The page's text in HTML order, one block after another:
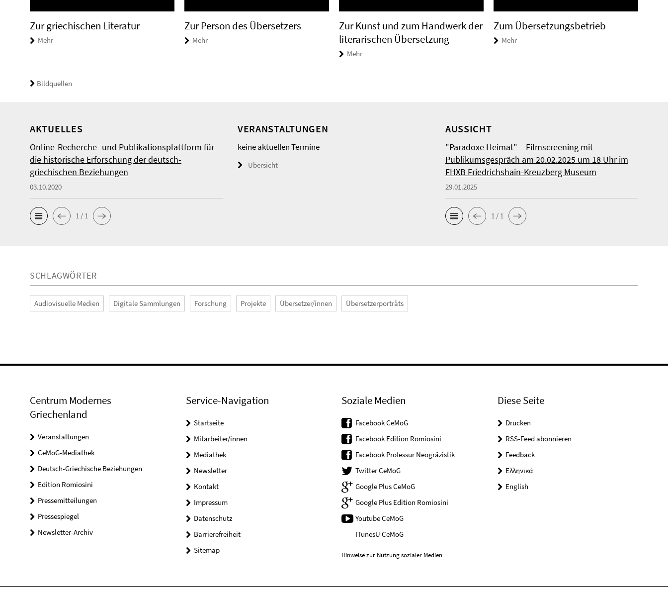
Zur griechischen Literatur
Mehr
Zur Person des Übersetzers
Mehr
Zur Kunst und zum Handwerk der
literarischen Übersetzung
Mehr
Zum Übersetzungsbetrieb
Mehr
Bildquellen
AKTUELLES
Online-Recherche- und Publikationsplattform für
die historische Erforschung der deutsch-
griechischen Beziehungen
03.10.2020
1 / 1
VERANSTALTUNGEN
keine aktuellen Termine
Übersicht
AUSSICHT
"Paradoxe Heimat" – Filmscreening mit
Publikumsgespräch am 20.02.2025 um 18 Uhr im
FHXB Friedrichshain-Kreuzberg Museum
29.01.2025
1 / 1
SCHLAGWÖRTER
Audiovisuelle Medien Digitale Sammlungen Forschung Projekte Übersetzer/innen Übersetzerporträts
Centrum Modernes
Griechenland
Veranstaltungen
CeMoG-Mediathek
Deutsch-Griechische Beziehungen
Edition Romiosini
Pressemitteilungen
Pressespiegel
Newsletter-Archiv
Service-Navigation
Startseite
Mitarbeiter/innen
Mediathek
Newsletter
Kontakt
Impressum
Datenschutz
Barrierefreiheit
Sitemap
Soziale Medien
Facebook CeMoG
Facebook Edition Romiosini
Facebook Professur Neogräzistik
Twitter CeMoG
Google Plus CeMoG
Google Plus Edition Romiosini
Youtube CeMoG
ITunesU CeMoG
Hinweise zur Nutzung sozialer Medien
Diese Seite
Drucken
RSS-Feed abonnieren
Feedback
Ελληνικά
English